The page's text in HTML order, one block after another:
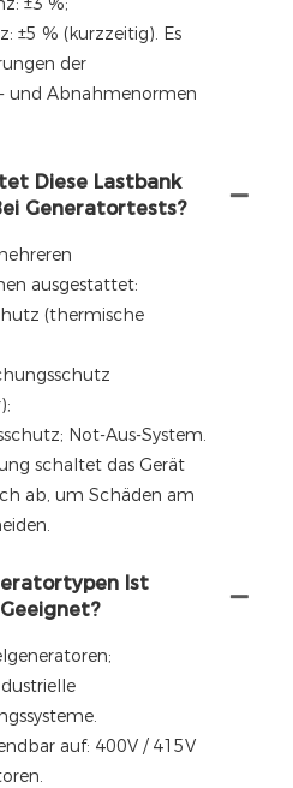
±5 % (kurzzeitig). Es
der
und Abnahmenormen
Diese Lastbank
Generatortests?
ausgestattet:
(thermische
Not-Aus-System.
schaltet das Gerät
ab, um Schäden am
Ist
auf: 400V / 415V